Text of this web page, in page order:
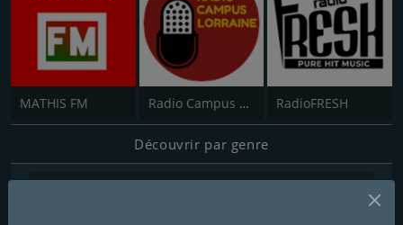
MATHIS FM Radio Campus Lorraine RadioFRESH
Découvrir par genre